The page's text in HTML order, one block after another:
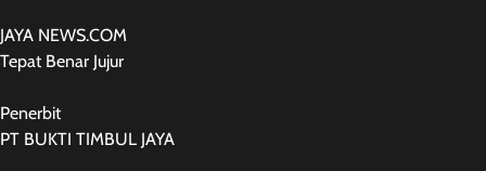
JAYA NEWS.COM
Tepat Benar Jujur
Penerbit
PT BUKTI TIMBUL JAYA